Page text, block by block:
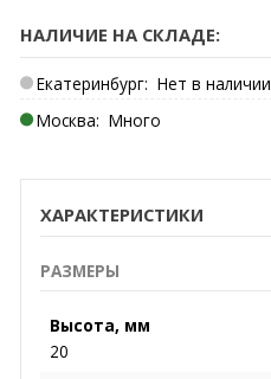
НАЛИЧИЕ НА СКЛАДЕ:
Екатеринбург: Нет в наличии
Москва: Много
ХАРАКТЕРИСТИКИ
РАЗМЕРЫ
Высота, мм
20